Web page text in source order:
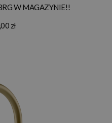
W MAGAZYNIE!!
zł